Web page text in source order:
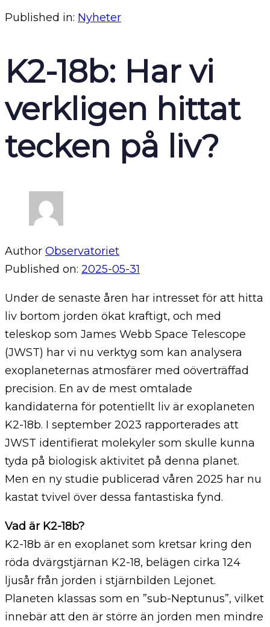
Published in: Nyheter
K2-18b: Har vi
verkligen hittat
tecken på liv?
Author Observatoriet
Published on: 2025-05-31
Under de senaste åren har intresset för att hitta
liv bortom jorden ökat kraftigt, och med
teleskop som James Webb Space Telescope
(JWST) har vi nu verktyg som kan analysera
exoplaneternas atmosfärer med oöverträffad
precision. En av de mest omtalade
kandidaterna för potentiellt liv är exoplaneten
K2-18b. I september 2023 rapporterades att
JWST identifierat molekyler som skulle kunna
tyda på biologisk aktivitet på denna planet.
Men en ny studie publicerad våren 2025 har nu
kastat tvivel över dessa fantastiska fynd.
Vad är K2-18b?
K2-18b är en exoplanet som kretsar kring den
röda dvärgstjärnan K2-18, belägen cirka 124
ljusår från jorden i stjärnbilden Lejonet.
Planeten klassas som en ”sub-Neptunus”, vilket
innebär att den är större än jorden men mindre